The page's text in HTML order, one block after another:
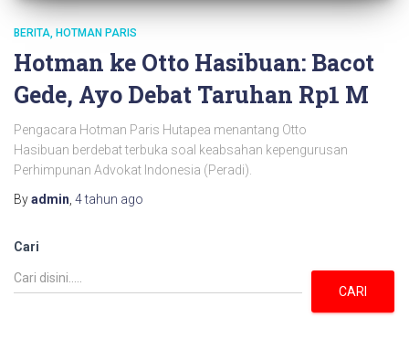
BERITA HOTMAN PARIS
Hotman ke Otto Hasibuan: Bacot
Gede, Ayo Debat Taruhan Rp1 M
Pengacara Hotman Paris Hutapea menantang Otto
Hasibuan berdebat terbuka soal keabsahan kepengurusan
Perhimpunan Advokat Indonesia (Peradi).
Byadmin, 4 tahun ago
Cari
CARI